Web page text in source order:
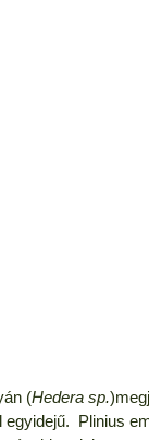
(Hedera sp.
egyidejű. Plinius